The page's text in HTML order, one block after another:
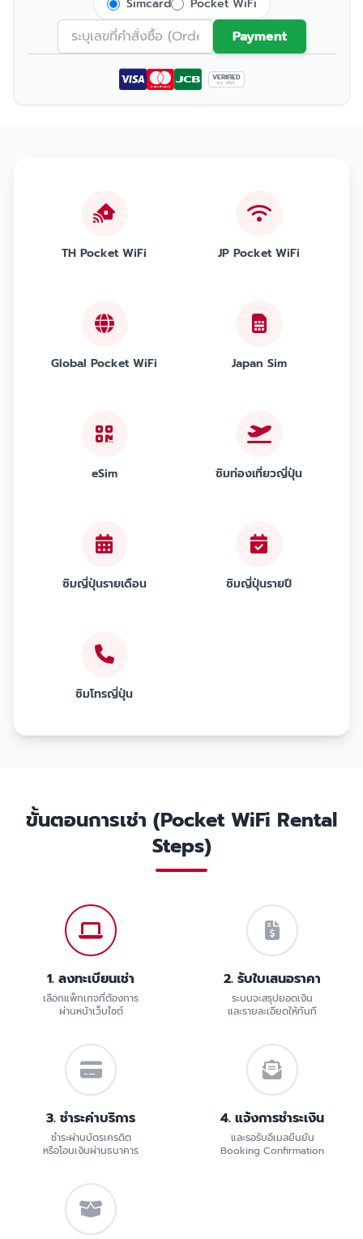
Simcard Pocket WiFi
Payment
VERIFIED
by VISA
TH Pocket WiFi JP Pocket WiFi
Global Pocket WiFi Japan Sim
eSim ซิมท่องเที่ยวญี่ปุ่น
ซิมญี่ปุ่นรายเดือน ซิมญี่ปุ่นรายปี
ซิมโทรญี่ปุ่น
ขั้นตอนการเช่า (Pocket WiFi Rental
Steps)
1. ลงทะเบียนเช่า
เลือกแพ็กเกจที่ต้องการ
ผ่านหน้าเว็บไซต์
2. รับใบเสนอราคา
ระบบจะสรุปยอดเงิน
และรายละเอียดให้ทันที
3. ชำระค่าบริการ
ชำระผ่านบัตรเครดิต
หรือโอนเงินผ่านธนาคาร
4. แจ้งการชำระเงิน
และรอรับอีเมลยืนยัน
Booking Confirmation